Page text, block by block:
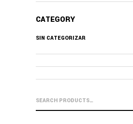
CATEGORY
SIN CATEGORIZAR